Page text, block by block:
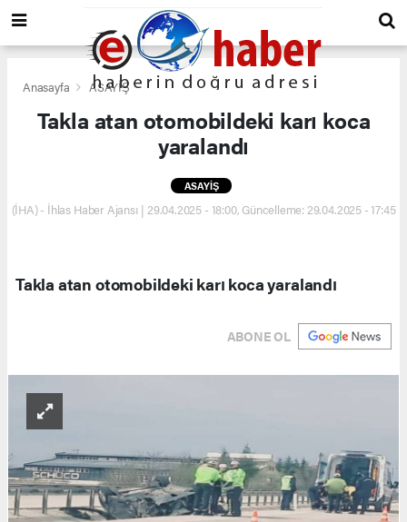
Anasayfa ASAYİŞ
Takla atan otomobildeki karı koca
yaralandı
ASAYİŞ
(İHA) - İhlas Haber Ajansı | 29.04.2025 - 18:00, Güncelleme: 29.04.2025 - 17:45
Takla atan otomobildeki karı koca yaralandı
ABONE OL